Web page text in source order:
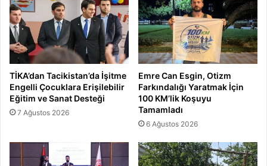
TİKA’dan Tacikistan’da İşitme
Engelli Çocuklara Erişilebilir
Eğitim ve Sanat Desteği
7 Ağustos 2026
Emre Can Esgin, Otizm
Farkındalığı Yaratmak İçin
100 KM’lik Koşuyu
Tamamladı
6 Ağustos 2026